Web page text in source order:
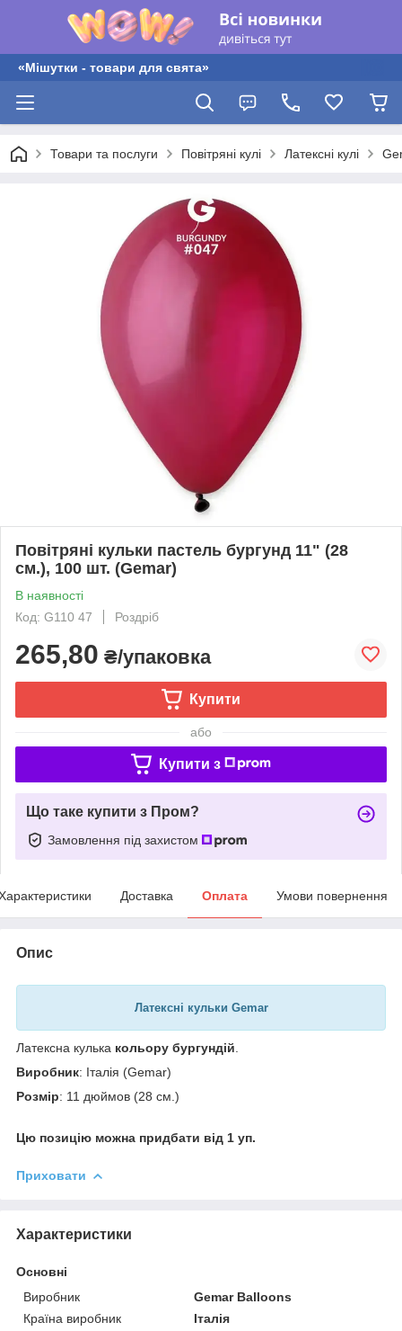
«Мішутки - товари для свята»
Товари та послуги Повітряні кулі Латексні кулі
Повітряні кульки пастель бургунд 11" (28
см.), 100 шт. (Gemar)
В наявності
Код: G110 47
Роздріб
265,80 ₴/упаковка
Купити
або
Купити з
Що таке купити з Пром?
Замовлення під захистом
Доставка Оплата Умови повернення
Опис
Латексні кульки Gemar
Латексна кулька кольору бургундій
Виробник: Італія (Gemar)
Розмір: 11 дюймов (28 см.)
Цю позицію можна придбати від 1 уп.
Приховати
Характеристики
Основні
Виробник
Gemar Balloons
Країна виробник
Італія